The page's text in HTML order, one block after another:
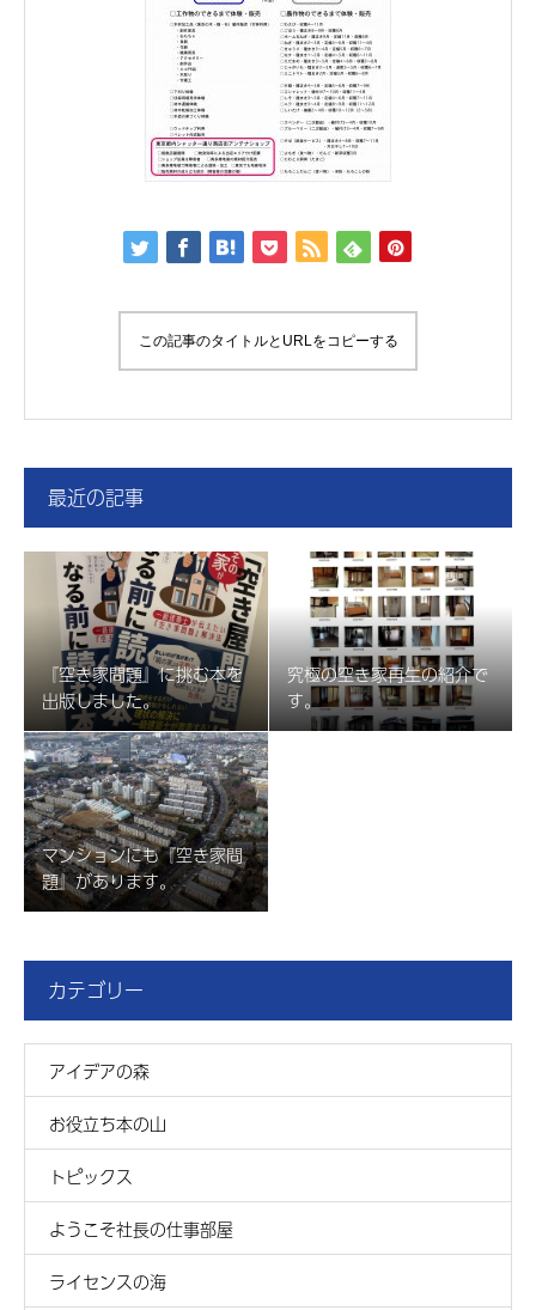
この記事のタイトルとURLをコピーする
最近の記事
『空き家問題』に挑む本を
出版しました。
究極の空き家再生の紹介で
す。
マンションにも『空き家問
題』があります。
カテゴリー
アイデアの森
お役立ち本の山
トピックス
ようこそ社長の仕事部屋
ライセンスの海